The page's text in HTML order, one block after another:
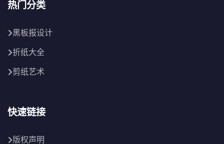
热门分类
黑板报设计
折纸大全
剪纸艺术
快速链接
版权声明